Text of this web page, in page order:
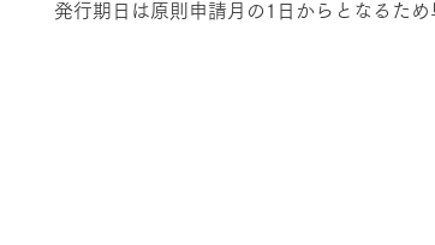
発行期日は原則申請月の1日からとなるた